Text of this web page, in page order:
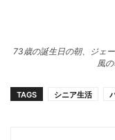
73歳の誕生日の朝、ジェ
風
TAGS シニア生活